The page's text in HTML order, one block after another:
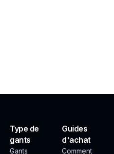
Type de
gants
Gants
Guides
d'achat
Comment